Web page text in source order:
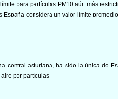
para partículas PM10 aún más
España considera un valor límite
central asturiana, ha sido la única de
por partículas